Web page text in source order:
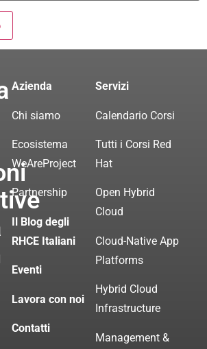
Azienda
Chi siamo
Ecosistema
WeAreProject
Partnership
Il Blog degli
RHCE Italiani
Eventi
Lavora con noi
Contatti
Servizi
Calendario Corsi
Tutti i Corsi Red
Hat
Open Hybrid
Cloud
Cloud-Native App
Platforms
Hybrid Cloud
Infrastructure
Management &